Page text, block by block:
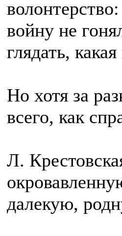
войну не
глядать,
Но хотя за
всего, как
Л.
далекую,